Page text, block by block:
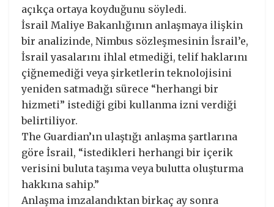
açıkça ortaya koyduğunu söyledi.
İsrail Maliye Bakanlığının anlaşmaya ilişkin
bir analizinde, Nimbus sözleşmesinin İsrail’e,
İsrail yasalarını ihlal etmediği, telif haklarını
çiğnemediği veya şirketlerin teknolojisini
yeniden satmadığı sürece “herhangi bir
hizmeti” istediği gibi kullanma izni verdiği
belirtiliyor.
The Guardian’ın ulaştığı anlaşma şartlarına
göre İsrail, “istedikleri herhangi bir içerik
verisini buluta taşıma veya bulutta oluşturma
hakkına sahip.”
Anlaşma imzalandıktan birkaç ay sonra